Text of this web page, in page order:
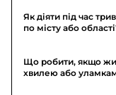
Як діяти під час
по місту або
Що робити, якщо
хвилею або